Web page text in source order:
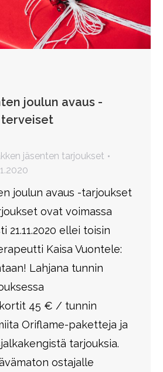
joulun avaus -
jäsenten tarjoukset
joulun avaus -tarjoukset
ovat voimassa
21.11.2020 ellei toisin
Kaisa Vuontele:
Lahjana tunnin
45 € / tunnin
Oriflame-paketteja ja
tarjouksia.
ostajalle